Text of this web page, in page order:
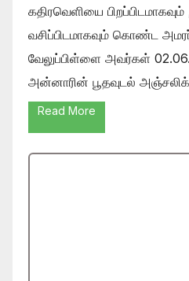
கதிரவெளியை
வசிப்பிடமாகவும் கொண்ட அமரர்
வேலுப்பிள்ளை அவர்கள்
அன்னாரின் பூதவுடல்
Read More